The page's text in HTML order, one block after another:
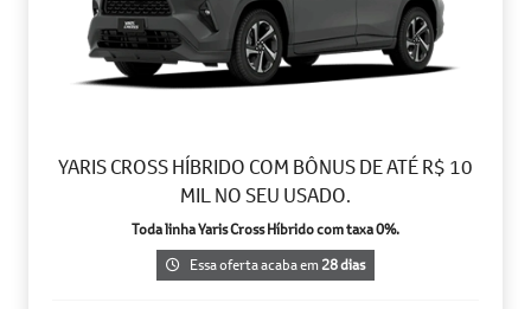
YARIS CROSS HÍBRIDO COM BÔNUS DE ATÉ R$ 10
MIL NO SEU USADO.
Toda linha Yaris Cross Híbrido com taxa 0%.
Essa oferta acaba em28 dias